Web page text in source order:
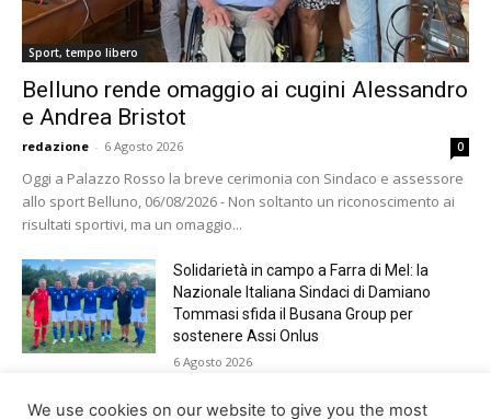
Sport, tempo libero
Belluno rende omaggio ai cugini Alessandro
e Andrea Bristot
redazione - 6 Agosto 2026 0
Oggi a Palazzo Rosso la breve cerimonia con Sindaco e assessore
allo sport Belluno, 06/08/2026 - Non soltanto un riconoscimento ai
risultati sportivi, ma un omaggio...
Solidarietà in campo a Farra di Mel: la
Nazionale Italiana Sindaci di Damiano
Tommasi sfida il Busana Group per
sostenere Assi Onlus
6 Agosto 2026
Shade, Dolcenera, Merk&Kremont,
We use cookies on our website to give you the most